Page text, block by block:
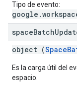
Tipo de evento:
spaceBatch
object (
Es la carga útil del
espacio.